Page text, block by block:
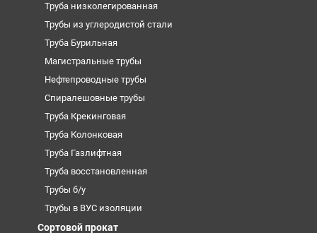
Труба низколегированная
Трубы из углеродистой стали
Труба Бурильная
Магистральные трубы
Нефтепроводные трубы
Спиралешовные трубы
Труба Крекинговая
Труба Колонковая
Труба Газлифтная
Труба восстановленная
Трубы б/у
Трубы в ВУС изоляции
Сортовой прокат